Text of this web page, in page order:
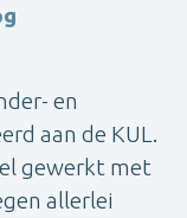
en
aan de KUL.
gewerkt met
allerlei